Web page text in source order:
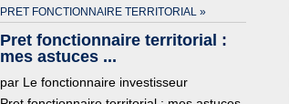
PRET FONCTIONNAIRE TERRITORIAL »
Pret fonctionnaire territorial :
mes astuces ...
par Le fonctionnaire investisseur